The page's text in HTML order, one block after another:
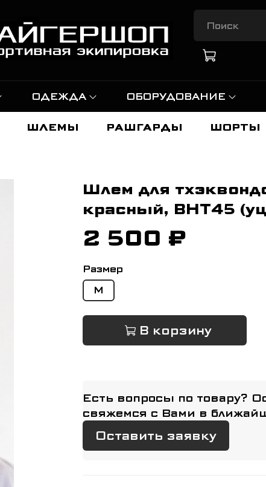
ОДЕЖДА ОБОРУДОВАНИЕ
ШЛЕМЫ РАШГАРДЫ ШОРТЫ
Шлем для
красный, BHT45
2 500 ₽
Размер
M
В корзину
Есть вопросы по товару?
свяжемся с Вами в
Оставить заявку